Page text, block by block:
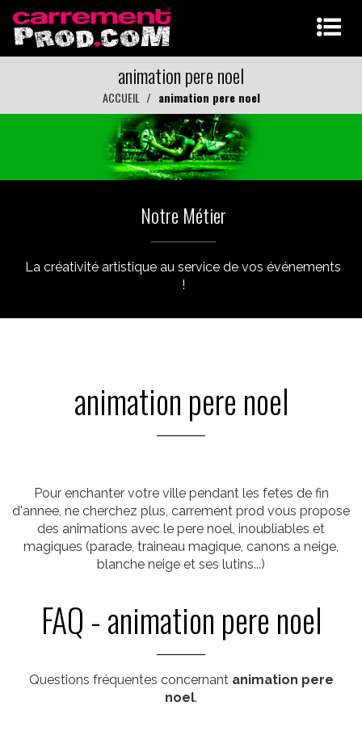
animation pere noel
ACCUEIL animation pere noel
Notre Métier
La créativité artistique au service de vos événements
!
animation pere noel
Pour enchanter votre ville pendant les fetes de fin
d'annee, ne cherchez plus, carrement prod vous propose
des animations avec le pere noel, inoubliables et
magiques (parade, traineau magique, canons a neige,
blanche neige et ses lutins...)
FAQ - animation pere noel
Questions fréquentes concernant animation pere
noel.